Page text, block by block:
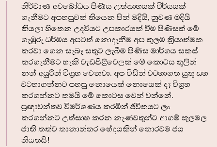
නිර්වාණ අවබෝධය පිණිස උත්සාහයක් වීර්යයක්
ගැනීමට අපහසුවක් තියෙන පින් මදියි, නුවණ මදියි
කියලා හිතෙන උදවියට උපකාරයක් වීම පිණිසත් මේ
ගැඹුරු ධර්මය අපටත් නොදැනීම අප තුලම ක්‍රියාත්මක
කරවා ගෙන සැබෑ සතුට ලැබීම පිණිස මාර්ගය සකස්
කරගැනීමට හැකි වැඩපිළිවෙලක් මේ කොටස තුලින්
නන් අයුරින් විග්‍රහ වෙනවා. අප විසින් වටහාගත යුතු සහ
වටහාගන්නට පහසු නොයෙක් නොයෙක් දෑ විග්‍රහ
කරගන්නට තමයි මේ කොටස වෙන් වන්නේ.
ප්‍රඥාවන්තව විමර්ශණය කරමින් ජීවිතයට ලං
කරගන්නට උත්සාහ කරන නැණවතුන්ට ආගම් කුලමල
ජාති තත්ව තානාන්තර භේදයකින් තොරවම ජය
නියතයි!